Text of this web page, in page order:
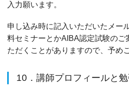
入力願います。
申し込み時に記入いただいたメー
料セミナーとかAIBA認定試験のご
ただくことがありますので、予め
10．講師プロフィールと